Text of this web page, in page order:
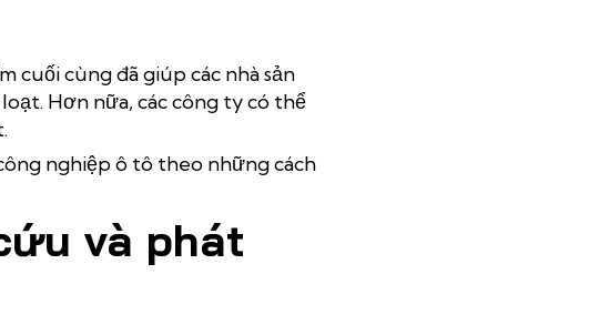
cuối cùng đã giúp các nhà sản
Hơn nữa, các công ty có thể
nghiệp ô tô theo những cách
và phát